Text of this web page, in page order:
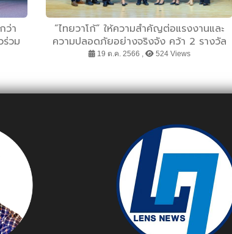
ว่า
วม
“ไทยวาโก้” ให้ความสำคัญต่อแรงงานและ
ความปลอดภัยอย่างจริงจัง คว้า 2 รางวัล
สถานประกอบกิจการดีเด่น
19 ต.ค. 2566 , 524 Views